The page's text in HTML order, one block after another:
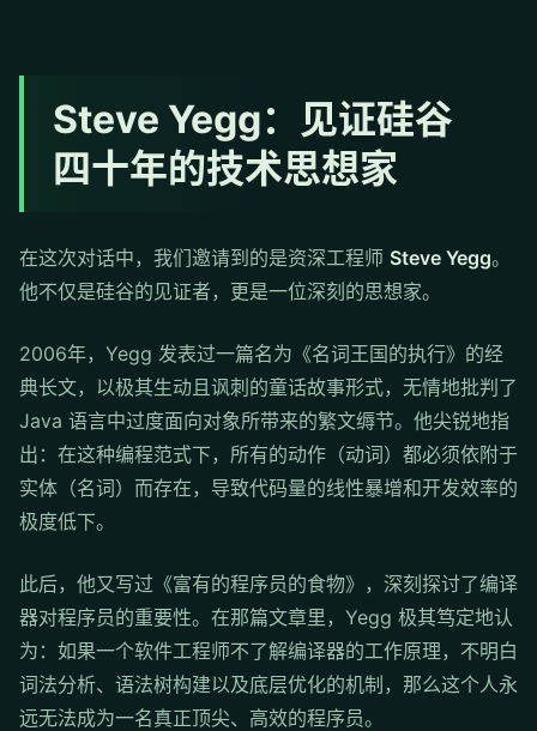
Steve Yegg：见证硅谷
四十年的技术思想家
在这次对话中，我们邀请到的是资深工程师 Steve Yegg。
他不仅是硅谷的见证者，更是一位深刻的思想家。
2006年，Yegg 发表过一篇名为《名词王国的执行》的经
典长文，以极其生动且讽刺的童话故事形式，无情地批判了
Java 语言中过度面向对象所带来的繁文缛节。他尖锐地指
出：在这种编程范式下，所有的动作（动词）都必须依附于
实体（名词）而存在，导致代码量的线性暴增和开发效率的
极度低下。
此后，他又写过《富有的程序员的食物》，深刻探讨了编译
器对程序员的重要性。在那篇文章里，Yegg 极其笃定地认
为：如果一个软件工程师不了解编译器的工作原理，不明白
词法分析、语法树构建以及底层优化的机制，那么这个人永
远无法成为一名真正顶尖、高效的程序员。